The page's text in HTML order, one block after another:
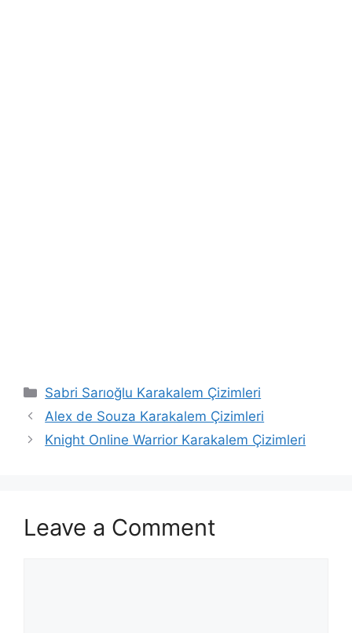
Categories
Sabri Sarıoğlu Karakalem Çizimleri
Alex de Souza Karakalem Çizimleri
Knight Online Warrior Karakalem Çizimleri
Leave a Comment